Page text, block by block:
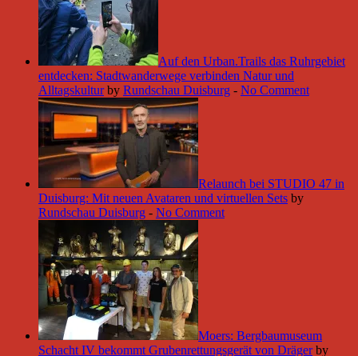
Auf den Urban.Trails das Ruhrgebiet
entdecken: Stadtwanderwege verbinden Natur und
Alltagskultur by Rundschau Duisburg - No Comment
Relaunch bei STUDIO 47 in
Duisburg: Mit neuen Avataren und virtuellen Sets by
Rundschau Duisburg - No Comment
Moers: Bergbaumuseum
Schacht IV bekommt Grubenrettungsgerät von Dräger by